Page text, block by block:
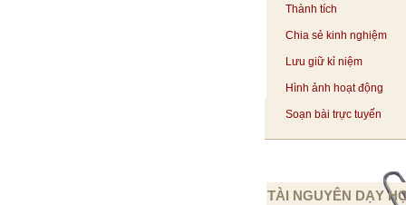
Thành tích
Chia sẻ kinh nghiệm
Lưu giữ kỉ niệm
Hình ảnh hoạt động
Soạn bài trực tuyến
TÀI NGUYÊN DẠY